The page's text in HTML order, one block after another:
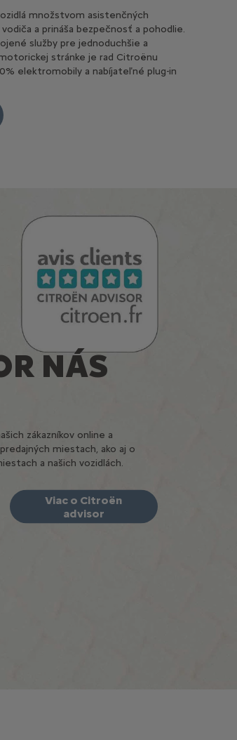
množstvom asistenčných
a prináša bezpečnosť a pohodlie.
služby pre jednoduchšie a
stránke je rad Citroënu
elektromobily a nabíjateľné plug-in
NÁS
zákazníkov online a
miestach, ako aj o
a našich vozidlách.
Viac o Citroën
advisor